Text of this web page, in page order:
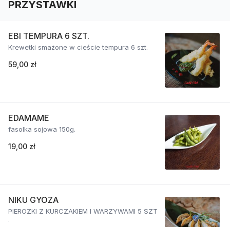
PRZYSTAWKI
EBI TEMPURA 6 SZT.
Krewetki smażone w cieście tempura 6 szt.
59,00 zł
EDAMAME
fasolka sojowa 150g.
19,00 zł
NIKU GYOZA
PIEROŻKI Z KURCZAKIEM I WARZYWAMI 5 SZT
.